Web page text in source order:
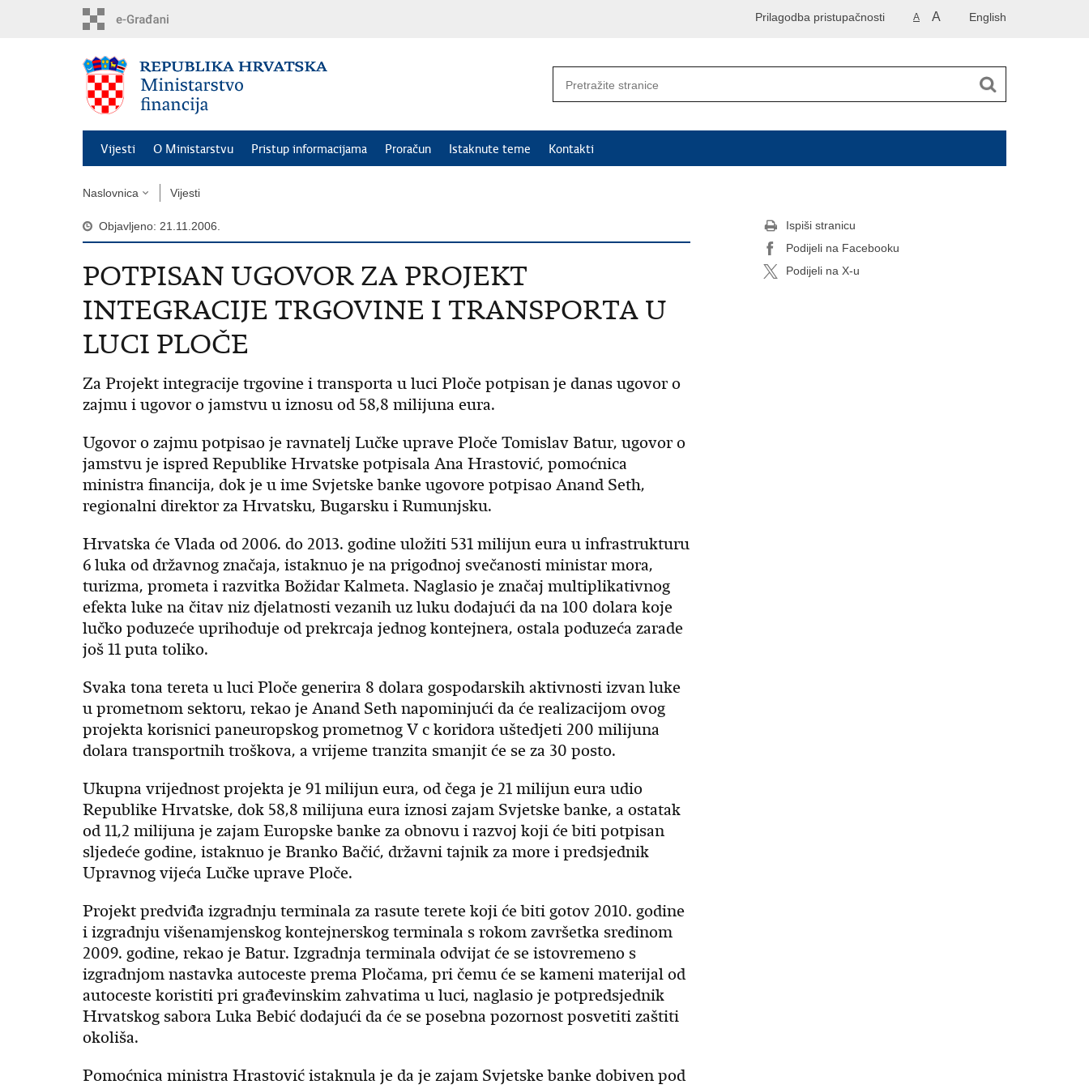
English
A A
Prilagodba pristupačnosti
Vijesti O Ministarstvu Pristup informacijama Proračun Istaknute teme Kontakti
Naslovnica Vijesti
Objavljeno: 21.11.2006.
POTPISAN UGOVOR ZA PROJEKT
INTEGRACIJE TRGOVINE I TRANSPORTA U
LUCI PLOČE
Za Projekt integracije trgovine i transporta u luci Ploče potpisan je danas ugovor o
zajmu i ugovor o jamstvu u iznosu od 58,8 milijuna eura.
Ugovor o zajmu potpisao je ravnatelj Lučke uprave Ploče Tomislav Batur, ugovor o
jamstvu je ispred Republike Hrvatske potpisala Ana Hrastović, pomoćnica
ministra financija, dok je u ime Svjetske banke ugovore potpisao Anand Seth,
regionalni direktor za Hrvatsku, Bugarsku i Rumunjsku.
Hrvatska će Vlada od 2006. do 2013. godine uložiti 531 milijun eura u infrastrukturu
6 luka od državnog značaja, istaknuo je na prigodnoj svečanosti ministar mora,
turizma, prometa i razvitka Božidar Kalmeta. Naglasio je značaj multiplikativnog
efekta luke na čitav niz djelatnosti vezanih uz luku dodajući da na 100 dolara koje
lučko poduzeće uprihoduje od prekrcaja jednog kontejnera, ostala poduzeća zarade
još 11 puta toliko.
Svaka tona tereta u luci Ploče generira 8 dolara gospodarskih aktivnosti izvan luke
u prometnom sektoru, rekao je Anand Seth napominjući da će realizacijom ovog
projekta korisnici paneuropskog prometnog V c koridora uštedjeti 200 milijuna
dolara transportnih troškova, a vrijeme tranzita smanjit će se za 30 posto.
Ukupna vrijednost projekta je 91 milijun eura, od čega je 21 milijun eura udio
Republike Hrvatske, dok 58,8 milijuna eura iznosi zajam Svjetske banke, a ostatak
od 11,2 milijuna je zajam Europske banke za obnovu i razvoj koji će biti potpisan
sljedeće godine, istaknuo je Branko Bačić, državni tajnik za more i predsjednik
Upravnog vijeća Lučke uprave Ploče.
Projekt predviđa izgradnju terminala za rasute terete koji će biti gotov 2010. godine
i izgradnju višenamjenskog kontejnerskog terminala s rokom završetka sredinom
2009. godine, rekao je Batur. Izgradnja terminala odvijat će se istovremeno s
izgradnjom nastavka autoceste prema Pločama, pri čemu će se kameni materijal od
autoceste koristiti pri građevinskim zahvatima u luci, naglasio je potpredsjednik
Hrvatskog sabora Luka Bebić dodajući da će se posebna pozornost posvetiti zaštiti
okoliša.
Pomoćnica ministra Hrastović istaknula je da je zajam Svjetske banke dobiven pod
Ispiši stranicu
Podijeli na Facebooku
Podijeli na X-u